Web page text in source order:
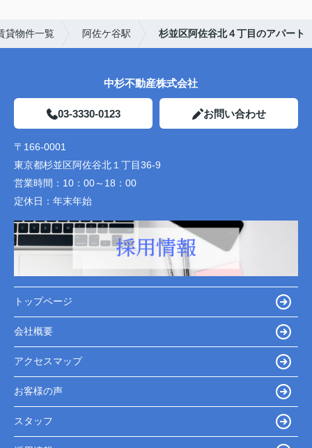
貸物件一覧 阿佐ケ谷駅 杉並区阿佐谷北４丁目のアパート
中杉不動産株式会社
03-3330-0123 お問い合わせ
〒166-0001
東京都杉並区阿佐谷北１丁目36-9
営業時間： 10：00～18：00
定休日： 年末年始
トップページ
会社概要
アクセスマップ
お客様の声
スタッフ